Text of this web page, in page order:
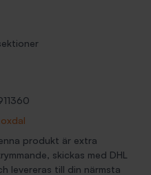
produkt är extra
skickas med DHL
levereras till din närmsta